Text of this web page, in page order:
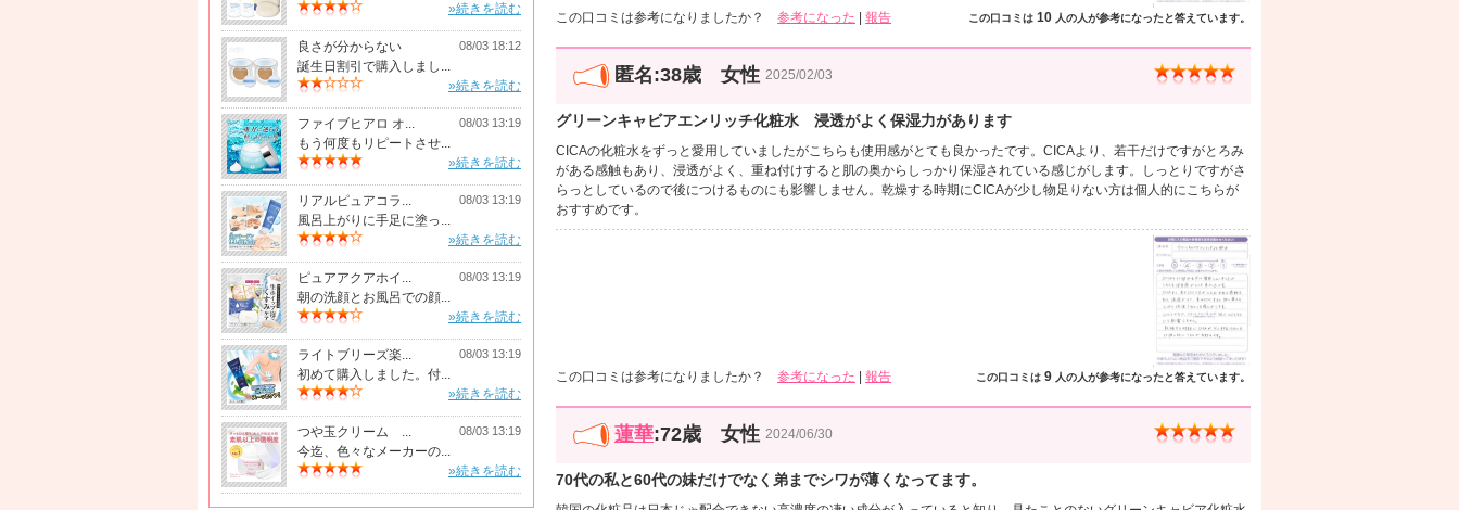
»続きを読む
良さが分からない 08/03 18:12
誕生日割引で購入しまし...
»続きを読む
ファイブヒアロ オ... 08/03 13:19
もう何度もリピートさせ...
»続きを読む
リアルピュアコラ... 08/03 13:19
風呂上がりに手足に塗っ...
»続きを読む
ピュアアクアホイ... 08/03 13:19
朝の洗顔とお風呂での顔...
»続きを読む
ライトブリーズ楽... 08/03 13:19
初めて購入しました。付...
»続きを読む
つや玉クリーム ... 08/03 13:19
今迄、色々なメーカーの...
»続きを読む
この口コミは 10 人の人が参考になったと答えています。
この口コミは参考になりましたか？ 参考になった 報告
匿名:38歳 女性 2025/02/03
グリーンキャビアエンリッチ化粧水 浸透がよく保湿力があります
CICAの化粧水をずっと愛用していましたがこちらも使用感がとても良かったです。CICAより、若干だけですがとろみ
がある感触もあり、浸透がよく、重ね付けすると肌の奥からしっかり保湿されている感じがします。しっとりですがさ
らっとしているので後につけるものにも影響しません。乾燥する時期にCICAが少し物足りない方は個人的にこちらが
おすすめです。
この口コミは 9 人の人が参考になったと答えています。
この口コミは参考になりましたか？ 参考になった 報告
蓮華:72歳 女性 2024/06/30
70代の私と60代の妹だけでなく弟までシワが薄くなってます。